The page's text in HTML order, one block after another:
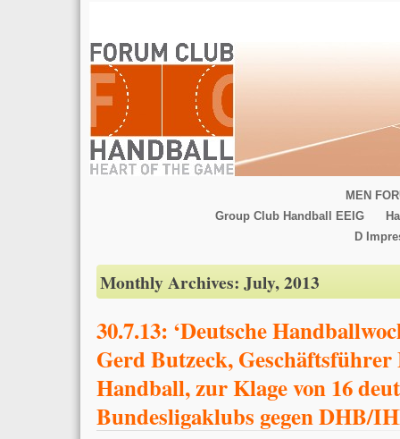
MEN
Group Club Handball EEIG
D
Monthly Archives: July, 2013
30.7.13: ‘Deutsche
Gerd Butzeck,
Handball, zur Klage von 16
Bundesligaklubs gegen DHB/